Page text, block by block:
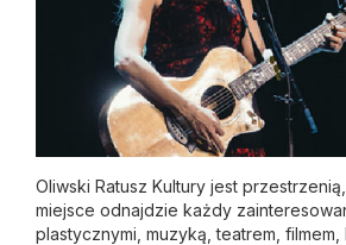
Oliwski Ratusz Kultury jest
miejsce odnajdzie każdy
plastycznymi, muzyką, teatrem, filmem,